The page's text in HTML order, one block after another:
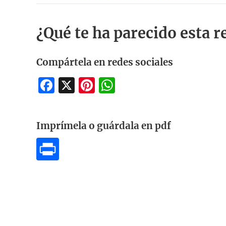
¿Qué te ha parecido esta
Compártela en redes sociales
Facebook
X Pinterest
Imprímela o guárdala en pdf